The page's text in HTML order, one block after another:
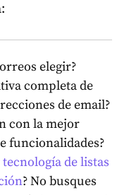
elegir?
completa de
de email?
con la mejor
funcionalidades?
tecnología de listas
? No busques